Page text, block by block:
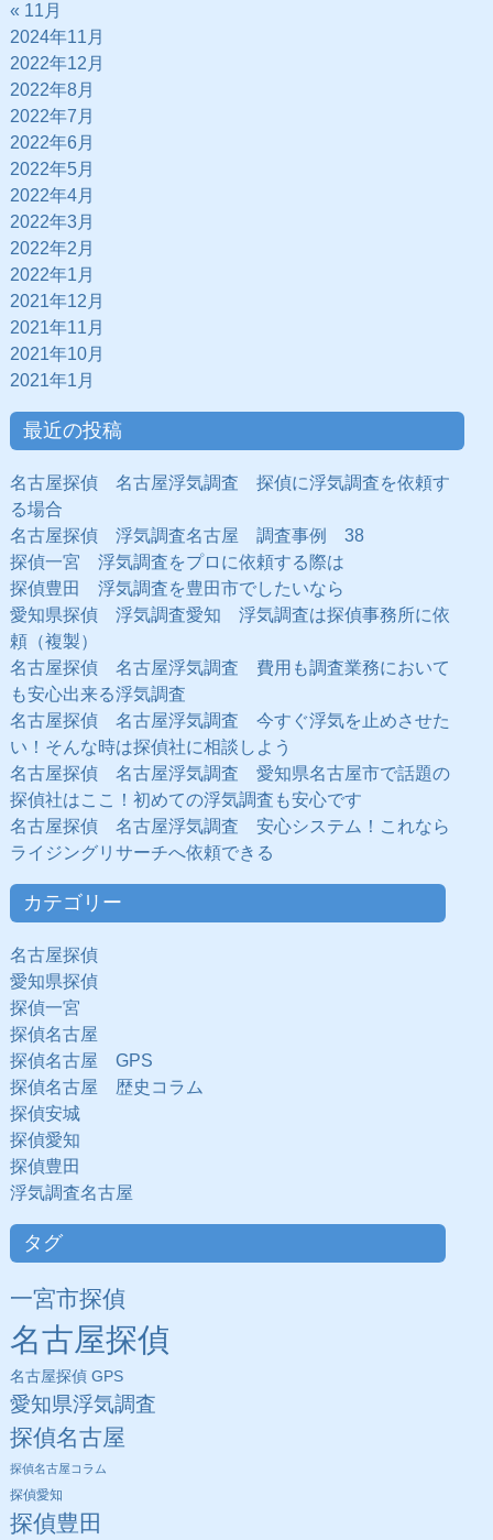
« 11月
2024年11月
2022年12月
2022年8月
2022年7月
2022年6月
2022年5月
2022年4月
2022年3月
2022年2月
2022年1月
2021年12月
2021年11月
2021年10月
2021年1月
最近の投稿
名古屋探偵 名古屋浮気調査 探偵に浮気調査を依頼す
る場合
名古屋探偵 浮気調査名古屋 調査事例 38
探偵一宮 浮気調査をプロに依頼する際は
探偵豊田 浮気調査を豊田市でしたいなら
愛知県探偵 浮気調査愛知 浮気調査は探偵事務所に依
頼（複製）
名古屋探偵 名古屋浮気調査 費用も調査業務において
も安心出来る浮気調査
名古屋探偵 名古屋浮気調査 今すぐ浮気を止めさせた
い！そんな時は探偵社に相談しよう
名古屋探偵 名古屋浮気調査 愛知県名古屋市で話題の
探偵社はここ！初めての浮気調査も安心です
名古屋探偵 名古屋浮気調査 安心システム！これなら
ライジングリサーチへ依頼できる
カテゴリー
名古屋探偵
愛知県探偵
探偵一宮
探偵名古屋
探偵名古屋 GPS
探偵名古屋 歴史コラム
探偵安城
探偵愛知
探偵豊田
浮気調査名古屋
タグ
一宮市探偵
名古屋探偵
名古屋探偵 GPS
愛知県浮気調査
探偵名古屋
探偵名古屋コラム
探偵愛知
探偵豊田